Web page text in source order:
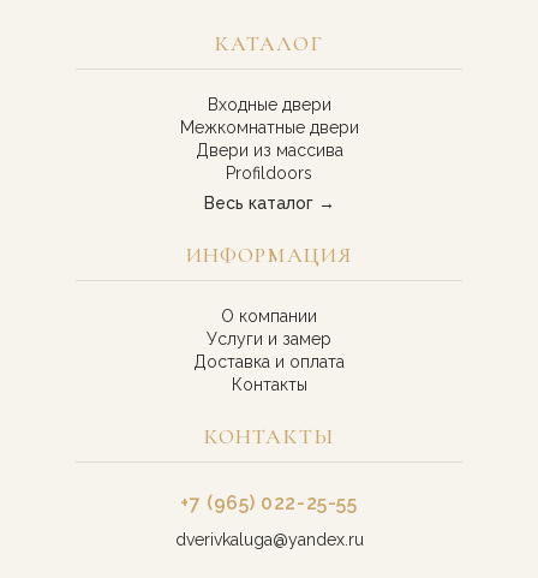
КАТАЛОГ
Входные двери
Межкомнатные двери
Двери из массива
Profildoors
Весь каталог →
ИНФОРМАЦИЯ
О компании
Услуги и замер
Доставка и оплата
Контакты
КОНТАКТЫ
+7 (965) 022-25-55
dverivkaluga@yandex.ru